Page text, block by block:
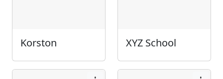
Korston XYZ School